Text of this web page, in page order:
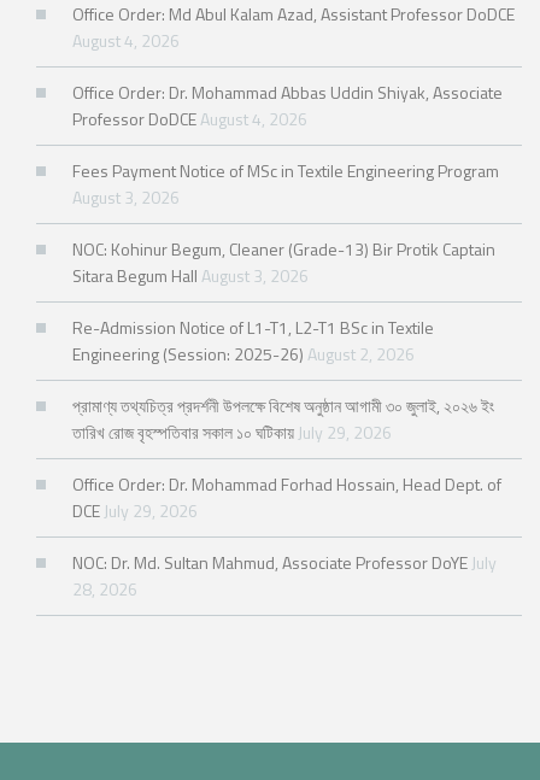
Office Order: Md Abul Kalam Azad, Assistant Professor DoDCE
August 4, 2026
Office Order: Dr. Mohammad Abbas Uddin Shiyak, Associate
Professor DoDCEAugust 4, 2026
Fees Payment Notice of MSc in Textile Engineering Program
August 3, 2026
NOC: Kohinur Begum, Cleaner (Grade-13) Bir Protik Captain
Sitara Begum HallAugust 3, 2026
Re-Admission Notice of L1-T1, L2-T1 BSc in Textile
Engineering (Session: 2025-26)August 2, 2026
প্রামাণ্য তথ্যচিত্র প্রদর্শনী উপলক্ষে বিশেষ অনুষ্ঠান আগামী ৩০ জুলাই, ২০২৬ ইং
তারিখ রোজ বৃহস্পতিবার সকাল ১০ ঘটিকায় July 29, 2026
Office Order: Dr. Mohammad Forhad Hossain, Head Dept. of
DCE July 29, 2026
NOC: Dr. Md. Sultan Mahmud, Associate Professor DoYE July
28, 2026